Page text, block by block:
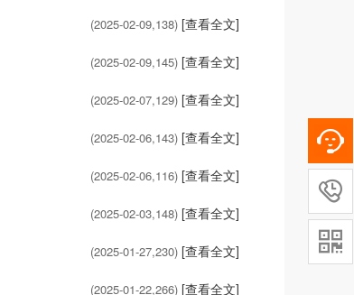
(2025-02-09,138) [查看全文]
(2025-02-09,145) [查看全文]
(2025-02-07,129) [查看全文]
(2025-02-06,143) [查看全文]
(2025-02-06,116) [查看全文]
(2025-02-03,148) [查看全文]
(2025-01-27,230) [查看全文]
(2025-01-22,266) [查看全文]

